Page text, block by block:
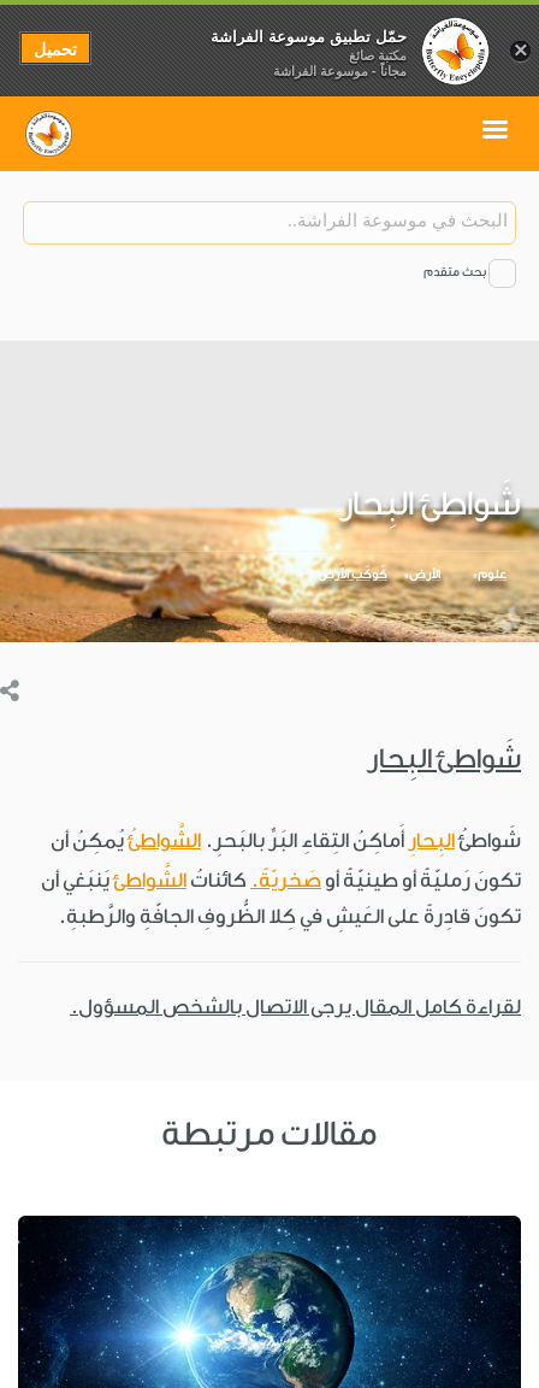
بحث متقدم
شَواطئ البِحار
علوم الأرض كَوكَب الأَرض
شَواطئ البِحار
شَواطئُالبِحارِ أَماكِنُ التِقاءِ البَرِّ بالبَحرِ. الشَّواطئُيُمكِنُ أن
تكونَ رَمليّةً أو طينيّةً أو صَخريّةً. كائناتُ الشَّواطئيَنبَغي أن
تكونَ قادِرةً على العَيشِ في كِلا الظُّروفِ الجافّةِ والرَّطبةِ.
لقراءة كامل المقال يرجى الاتصال بالشخص المسؤول.
مقالات مرتبطة
×
حمّل تطبيق موسوعة الفراشة
مكتبة صائغ
مجاناً - موسوعة الفراشة
تحميل